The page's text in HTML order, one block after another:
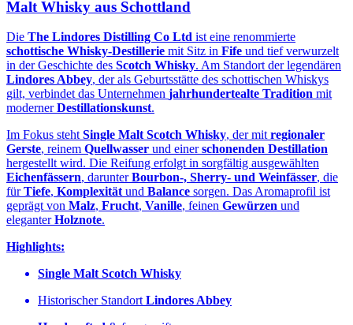
Malt Whisky aus Schottland
Die The Lindores Distilling Co Ltd ist eine renommierte
schottische Whisky‑Destillerie mit Sitz in Fife und tief verwurzelt
in der Geschichte des Scotch Whisky. Am Standort der legendären
Lindores Abbey, der als Geburtsstätte des schottischen Whiskys
gilt, verbindet das Unternehmen jahrhundertealte Tradition mit
modernerDestillationskunst.
Im Fokus stehtSingle Malt Scotch Whisky, der mitregionaler
Gerste, reinem Quellwasser und einerschonenden Destillation
hergestellt wird. Die Reifung erfolgt in sorgfältig ausgewählten
Eichenfässern, darunterBourbon‑, Sherry‑ und Weinfässer, die
fürTiefe, Komplexitätund Balance sorgen. Das Aromaprofil ist
geprägt von Malz, Frucht, Vanille, feinen Gewürzen und
eleganterHolznote.
Highlights:
Single Malt Scotch Whisky
Historischer StandortLindores Abbey